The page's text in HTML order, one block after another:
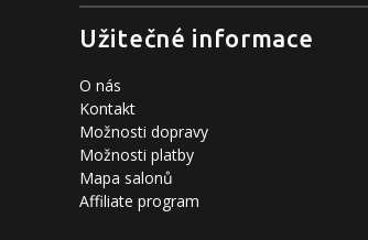
Užitečné informace
O nás
Kontakt
Možnosti dopravy
Možnosti platby
Mapa salonů
Affiliate program